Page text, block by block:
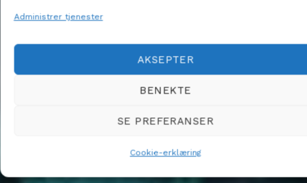
Administrer tjenester
AKSEPTER
BENEKTE
SE PREFERANSER
Cookie-erklæring